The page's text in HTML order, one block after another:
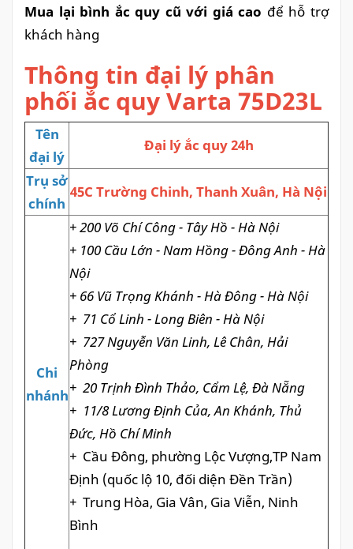
Mua lại bình ắc quy cũ với giá cao để hỗ trợ
khách hàng
Thông tin đại lý phân
phối ắc quy Varta 75D23L
Tên
đại lý
Đại lý ắc quy 24h
Trụ sở
chính
45C Trường Chinh, Thanh Xuân, Hà Nội
Chi
nhánh
+ 200 Võ Chí Công - Tây Hồ - Hà Nội
+ 100 Cầu Lớn - Nam Hồng - Đông Anh - Hà
Nội
+ 66 Vũ Trọng Khánh - Hà Đông - Hà Nội
+ 71 Cổ Linh - Long Biên - Hà Nội
+ 727 Nguyễn Văn Linh, Lê Chân, Hải
Phòng
+ 20 Trịnh Đình Thảo, Cẩm Lệ, Đà Nẵng
+ 11/8 Lương Định Của, An Khánh, Thủ
Đức, Hồ Chí Minh
+ Cầu Đông, phường Lộc Vượng,TP Nam
Định (quốc lộ 10, đối diện Đền Trần)
+ Trung Hòa, Gia Vân, Gia Viễn, Ninh
Bình